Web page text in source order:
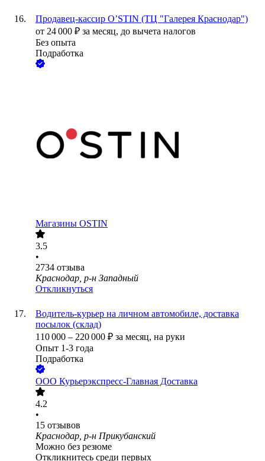
Продавец-кассир O’STIN (ТЦ "Галерея Краснодар")
от 24 000 ₽ за месяц, до вычета налогов
Без опыта
Подработка
Магазины OSTIN
3.5
•
2734 отзыва
Краснодар, р-н Западный
Откликнуться
Водитель-курьер на личном автомобиле, доставка
посылок (склад)
110 000 – 220 000 ₽ за месяц, на руки
Опыт 1-3 года
Подработка
ООО Курьерэкспресс-Главная Доставка
4.2
•
15 отзывов
Краснодар, р-н Прикубанский
Можно без резюме
Откликнитесь среди первых